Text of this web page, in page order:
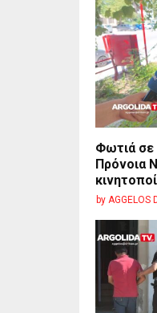
Φωτιά σε
Πρόνοια
by AGGELOS